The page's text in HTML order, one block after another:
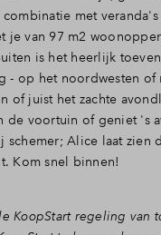
met
je van 97 m2
is het heerlijk
- op het noordwesten of
of juist het zachte
de voortuin of geniet 's
Alice laat zien
Kom snel binnen!
KoopStart regeling van